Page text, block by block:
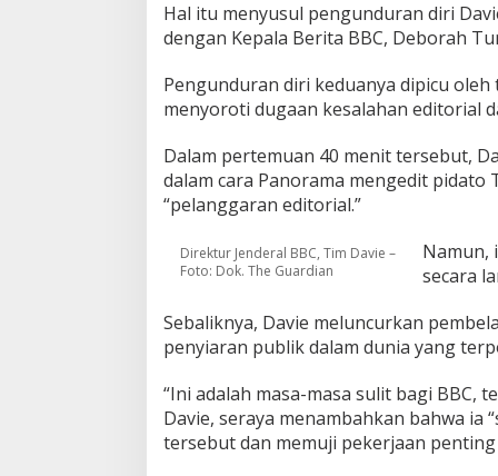
Hal itu menyusul pengunduran diri
dengan Kepala Berita BBC, Deborah
Pengunduran diri keduanya dipicu
menyoroti dugaan kesalahan editorial
Dalam pertemuan 40 menit tersebut,
dalam cara Panorama mengedit pidato
“pelanggaran editorial.”
Direktur Jenderal BBC, Tim Davie –
Foto: Dok. The Guardian
Namun,
secara
Sebaliknya, Davie meluncurkan
penyiaran publik dalam dunia yang
“Ini adalah masa-masa sulit bagi BBC,
Davie, seraya menambahkan bahwa ia
tersebut dan memuji pekerjaan